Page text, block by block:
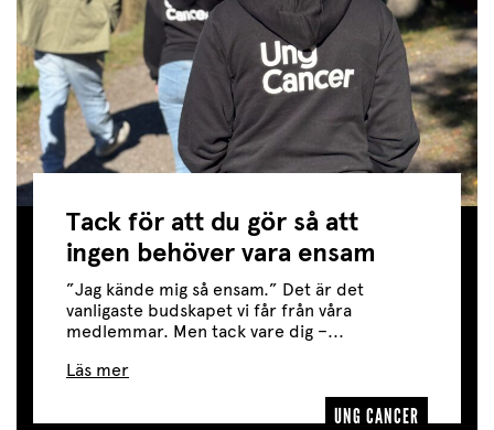
Tack för att du gör så att
ingen behöver vara ensam
”Jag kände mig så ensam.” Det är det
vanligaste budskapet vi får från våra
medlemmar. Men tack vare dig –...
Läs mer
UNG CANCER